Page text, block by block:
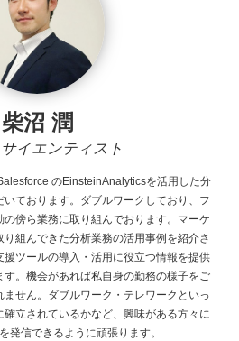
柴沼 潤
イエンティスト
のEinsteinAnalyticsを活用した分
ております。ダブルワークしており、フ
の傍ら業務に取り組んでおります。マーケ
組んできた分析業務の活用事例を紹介さ
ツールの導入・活用に役立つ情報を提供
す。機会があれば私自身の勤務の様子をご
せん。ダブルワーク・テレワークといっ
立されているかなど、興味がある方々に
発信できるように頑張ります。